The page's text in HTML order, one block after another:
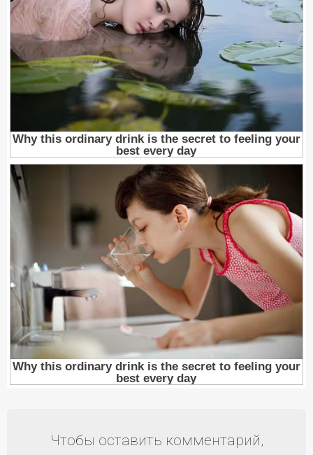
Чтобы оставить комментарий,